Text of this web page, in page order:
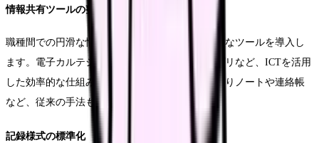
情報共有ツールの整備
職種間での円滑な情報共有を実現するため、適切なツールを導入し
ます。電子カルテシステムや専用の情報共有アプリなど、ICTを活用
した効率的な仕組みを構築します。また、申し送りノートや連絡帳
など、従来の手法も効果的に組み合わせます。
記録様式の標準化